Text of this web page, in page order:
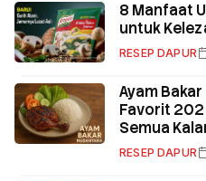
8 Manfaat
untuk
RESEP DAPUR
Ayam
Favorit
Semua
RESEP DAPUR